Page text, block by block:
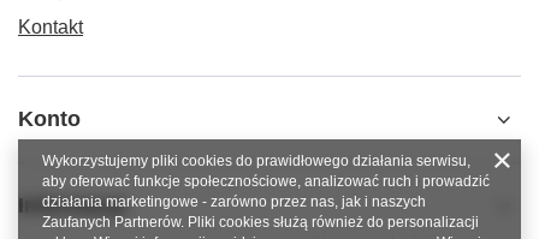
Kontakt
Konto
Informacje
Wykorzystujemy pliki cookies do prawidłowego działania serwisu,
aby oferować funkcje społecznościowe, analizować ruch i prowadzić
działania marketingowe - zarówno przez nas, jak i naszych
Zaufanych Partnerów. Pliki cookies służą również do personalizacji